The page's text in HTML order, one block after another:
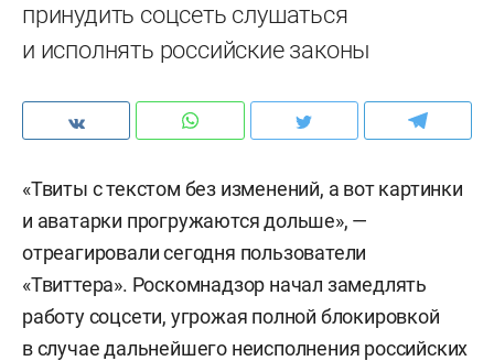
принудить соцсеть слушаться
и исполнять российские законы
«Твиты с текстом без изменений, а вот картинки
и аватарки прогружаются дольше», —
отреагировали сегодня пользователи
«Твиттера». Роскомнадзор начал замедлять
работу соцсети, угрожая полной блокировкой
в случае дальнейшего неисполнения российских